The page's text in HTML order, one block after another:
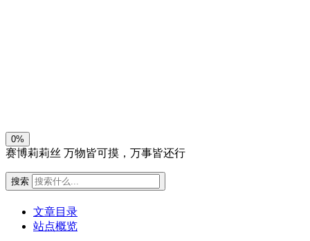
0%
赛博莉莉丝 万物皆可摸，万事皆还行
搜索
文章目录
站点概览